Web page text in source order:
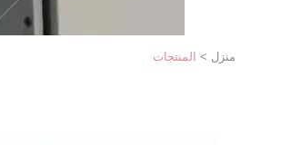
منزل > المنتجات